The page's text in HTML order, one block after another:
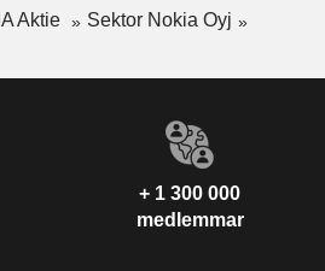
Aktie
Sektor Nokia Oyj
+ 1 300 000
medlemmar